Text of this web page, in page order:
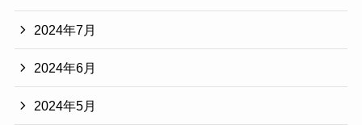
2024年7月
2024年6月
2024年5月